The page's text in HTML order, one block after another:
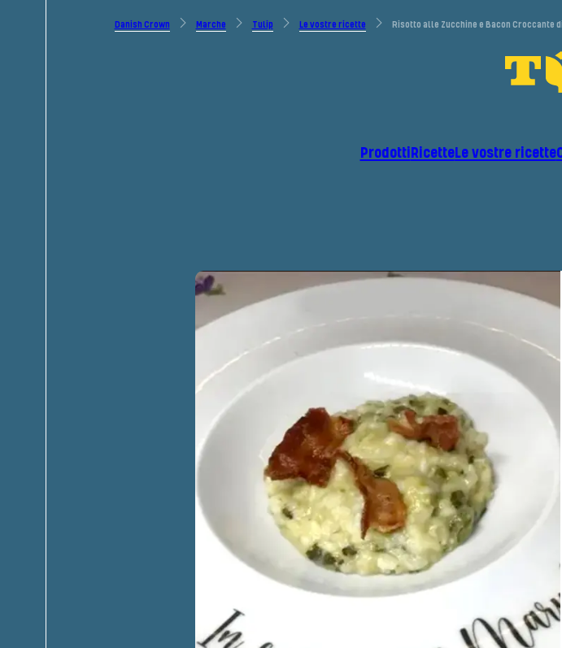
Danish Crown Marche Tulip Le vostre ricette Risotto alle Zucchine e Bacon Croccante
ProdottiRicetteLe vostre ricette